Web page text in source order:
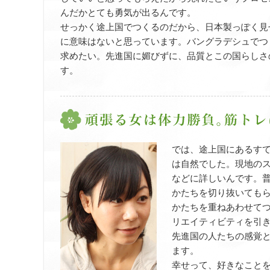
んだかとても勇気が出るんです。
せっかく途上国でつくるのだから、日本製っぽく
に意味はないと思っています。バングラデシュで
求めたい。先進国に媚びずに、品質とこの国らし
す。
では、途上国にあるす
は自然でした。現地の
などに詳しいんです。
かたちを切り抜いても
かたちを重ねあわせて
リエイティビティを引
先進国の人たちの感覚
ます。
幸せって、好きなこと